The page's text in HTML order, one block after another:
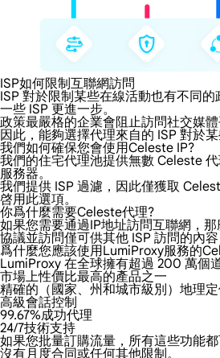
ISP如何限制互聯網訪問
ISP 對於限制某些在線活動也有不同
一些 ISP 更進一步。
政策最嚴格的企業會阻止訪問社交媒
因此，能夠選擇代理來自的 ISP 對於
我們如何確保您會使用Celeste IP?
我們的住宅代理池提供無數 Celeste
服務器。
我們提供 ISP 過濾，因此僅獲取
啓用此選項。
你爲什麼需要Celeste代理?
如果您需要通過IP地址訪問互聯網，
協議並訪問僅可供其他 ISP 訪問的內容
爲什麼您應該使用LumiProxy服務的
LumiProxy 在全球擁有超過 200 萬個
市場上性價比最高的產品之一
精確的（國家、州和城市級別）地理
高級會話控制
99.67%成功代理
24/7技術支持
如果您批量訂購流量，所有這些功能
沒有月度合同或任何其他限制。